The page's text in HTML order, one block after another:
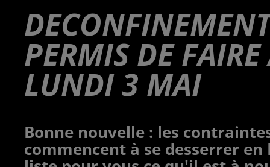
PERMIS DE
LUNDI 3 MAI
Bonne nouvelle : les
commencent à se desserrer